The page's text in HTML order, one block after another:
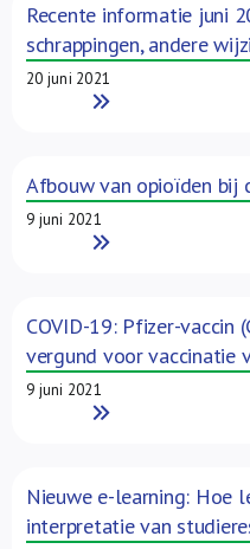
Recente informatie juni
schrappingen, andere
20 juni 2021
Read More
Afbouw van opioïden bij
9 juni 2021
Read More
COVID-19: Pfizer-vaccin
vergund voor vaccinatie
9 juni 2021
Read More
Nieuwe e-learning: Hoe
interpretatie van